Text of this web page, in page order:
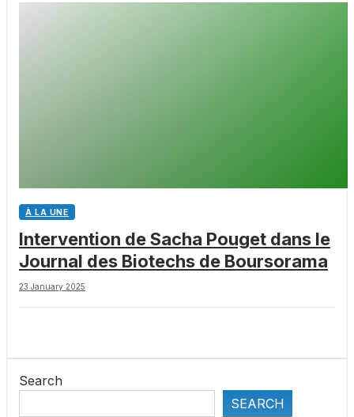
À LA UNE
Intervention de Sacha Pouget dans le
Journal des Biotechs de Boursorama
23 January 2025
Search
SEARCH